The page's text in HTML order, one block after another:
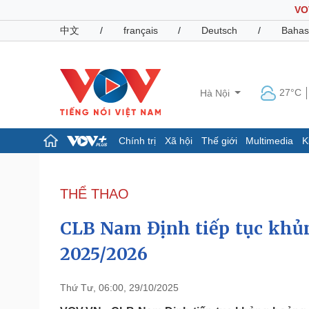
中文
/ français / Deutsch /
Hà Nội 27°C
Chính trị Xã hội Thế giới Multimedia
Đảng
Tổ chức nhân sự
Nhận diện sự thật
Giáo dục
Dấu ấn VOV
Pháp luật
THỂ THAO
CLB Nam Định tiếp tục
2025/2026
Thứ Tư, 06:00, 29/10/2025